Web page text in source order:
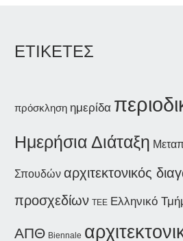
ΕΤΙΚΕΤΕΣ
πρόσκληση ημερίδα
Ημερήσια Διάταξη
Σπουδών αρχιτεκτονικός
προσχεδίων ΤΕΕ Ελληνικό
ΑΠΘ Biennale